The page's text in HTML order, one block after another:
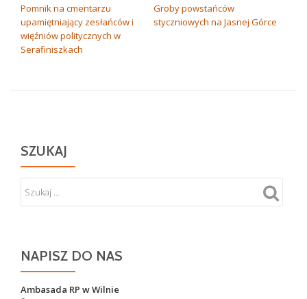
NAWIGACJA
WPISU
Pomnik na cmentarzu
upamiętniający zesłańców i
więźniów politycznych w
Serafiniszkach
Groby powstańców
styczniowych na Jasnej Górce
SZUKAJ
NAPISZ DO NAS
Ambasada RP w Wilnie